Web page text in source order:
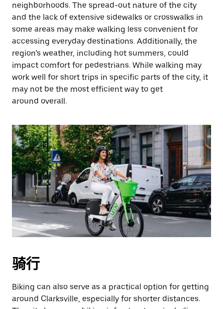
neighborhoods. The spread-out nature of the city
and the lack of extensive sidewalks or crosswalks in
some areas may make walking less convenient for
accessing everyday destinations. Additionally, the
region’s weather, including hot summers, could
impact comfort for pedestrians. While walking may
work well for short trips in specific parts of the city, it
may not be the most efficient way to get
around overall.
骑行
Biking can also serve as a practical option for getting
around Clarksville, especially for shorter distances.